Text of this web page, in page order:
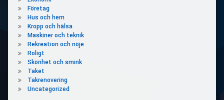
Företag
Hus och hem
Kropp och hälsa
Maskiner och teknik
Rekreation och nöje
Roligt
Skönhet och smink
Taket
Takrenovering
Uncategorized